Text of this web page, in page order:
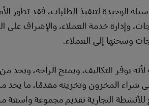
الوحيدة لتنفيذ الطلبات، فقد تطور
وإدارة خدمة العملاء، والإشراف على
وشحنها إلى العملاء.
لأنه يوفر التكاليف، ويمنح الراحة، ويحد
شراء المخزون وتخزينه مقدمًا، ما يحد
للأنشطة التجارية تقديم مجموعة